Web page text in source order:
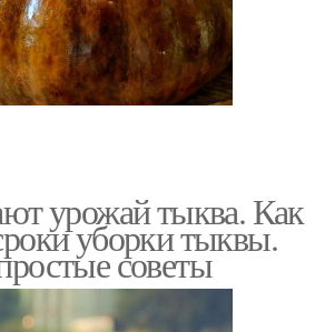
урожай тыква. Как
уборки тыквы.
советы